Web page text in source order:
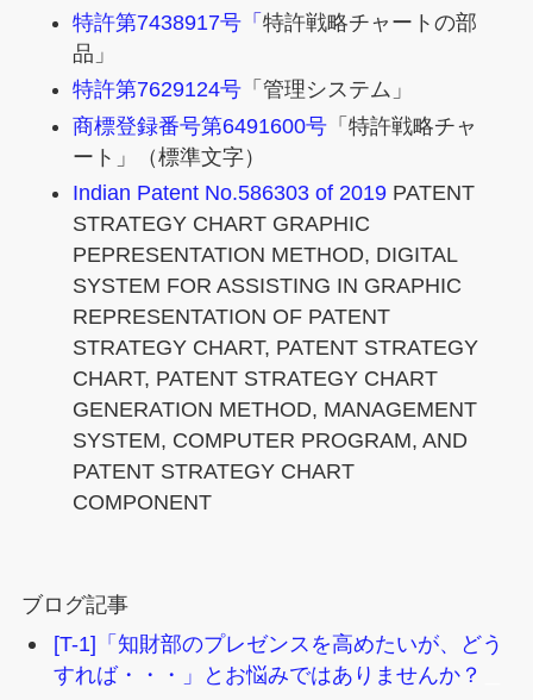
特許第7438917号「 特許戦略チャートの部
品」
特許第7629124号「管理システム」
商標登録番号第6491600号「特許戦略チャ
ート」（標準文字）
Indian Patent No.586303 of 2019PATENT
STRATEGY CHART GRAPHIC
PEPRESENTATION METHOD, DIGITAL
SYSTEM FOR ASSISTING IN GRAPHIC
REPRESENTATION OF PATENT
STRATEGY CHART, PATENT STRATEGY
CHART, PATENT STRATEGY CHART
GENERATION METHOD, MANAGEMENT
SYSTEM, COMPUTER PROGRAM, AND
PATENT STRATEGY CHART
COMPONENT
ブログ記事
[T-1]「知財部のプレゼンスを高めたいが、どう
すれば・・・」とお悩みではありませんか？